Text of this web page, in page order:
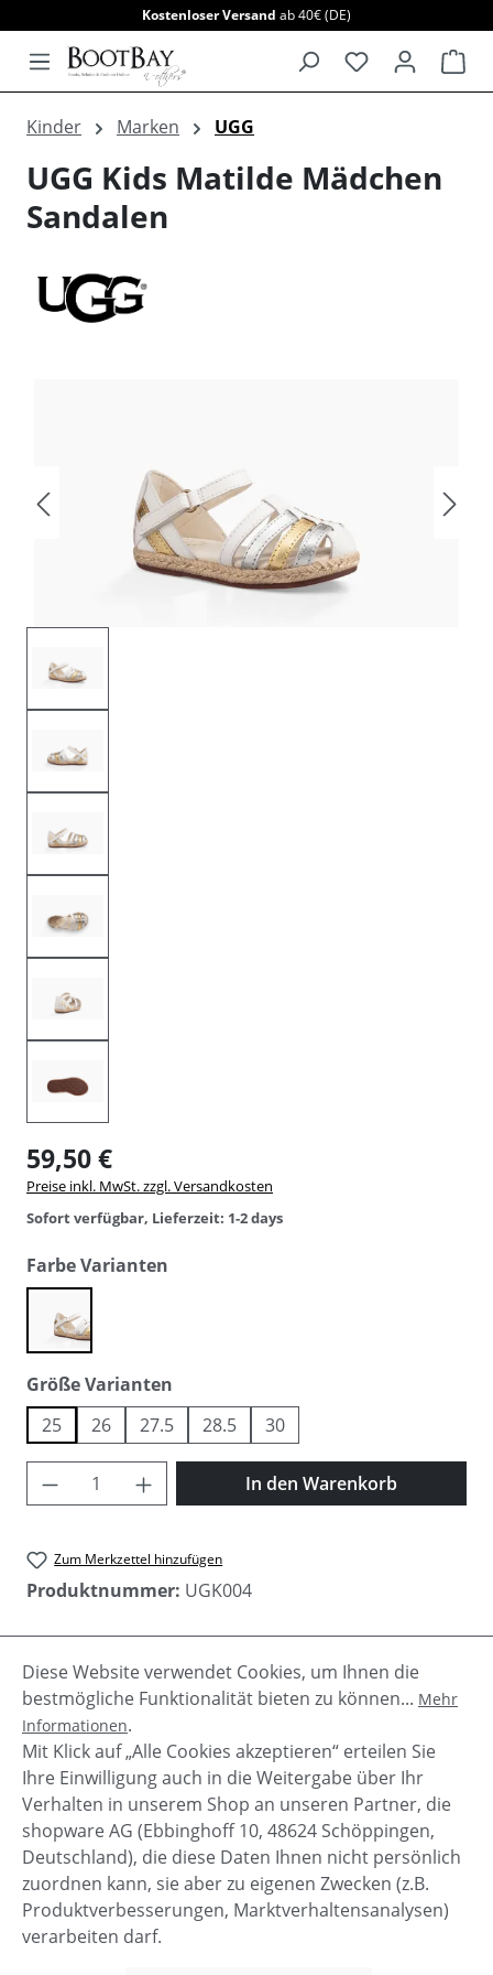
Kostenloser Versand ab 40€ (DE)
Kinder Marken UGG
UGG Kids Matilde Mädchen
Sandalen
59,50 €
Preise inkl. MwSt. zzgl. Versandkosten
Sofort verfügbar, Lieferzeit: 1-2 days
Farbe Varianten
metalic
Größe Varianten
25
26 27.5 28.5 30
Produkt Anzahl: Gib den gewünschten
In den Warenkorb
Zum Merkzettel hinzufügen
Produktnummer: UGK004
Beschreibung
Mädchen Sandalen "Matilde" von UGG Kids mit
goldenen und silbernen Riemchen. Klettverschluss
hoher Tragekomfort…Mehr
Service-Hotline
Diese Website verwendet Cookies, um Ihnen die
bestmögliche Funktionalität bieten zu können... Mehr
Informationen.
Mit Klick auf „Alle Cookies akzeptieren“ erteilen Sie
Ihre Einwilligung auch in die Weitergabe über Ihr
Verhalten in unserem Shop an unseren Partner, die
shopware AG (Ebbinghoff 10, 48624 Schöppingen,
Deutschland), die diese Daten Ihnen nicht persönlich
zuordnen kann, sie aber zu eigenen Zwecken (z.B.
Produktverbesserungen, Marktverhaltensanalysen)
verarbeiten darf.